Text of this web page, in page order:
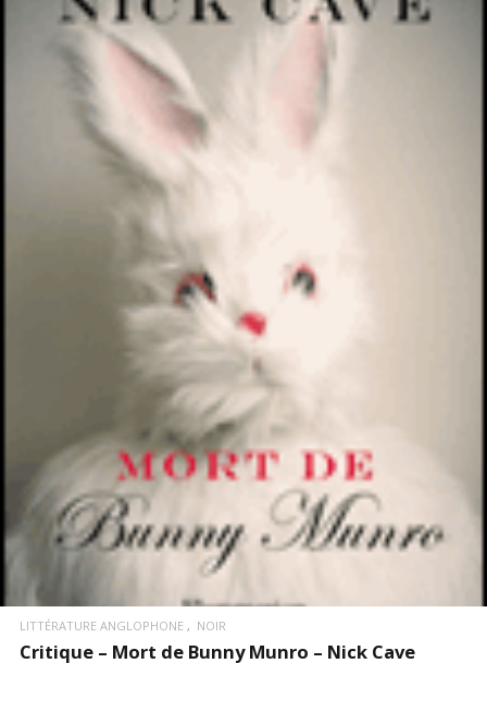
LIRE LA SUITE
LITTÉRATURE ANGLOPHONE NOIR
Critique – Mort de Bunny Munro – Nick Cave